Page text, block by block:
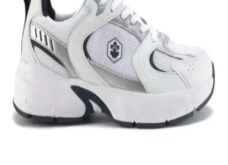
Nike Team Hustle: Çok Yönlü Spor ve Günlük
Kullanım İçin Modern Ayakkabı Seçenekleri
Nike Team Hustle ayakkabıları, dayanıklılık, şıklık ve konforu bir
arada sunar. Spor ve günlük kullanım için uygun modelleriyle,
hareket özgürlüğü ve tarzı bir arada sağlar.
Genel Markalar Taraklı Siyah Metal Taç ve NEW
HİLL Unisex Metal Taç Karşılaştırması
İki popüler spor tacını detaylı karşılaştırıyoruz: dayanıklılık, tasarım
ve kullanıcı memnuniyetine odaklanın.